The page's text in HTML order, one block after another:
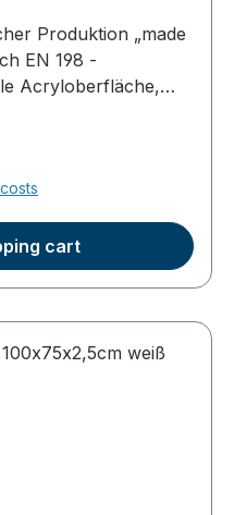
+
90
Produktion „made
EN 198 -
Acryloberfläche,
EPS Unterseite
(nicht für
mit verchromter
Abgang DN 50mm,
des Trägers 8,5cm,
ca. 14cm -
cart